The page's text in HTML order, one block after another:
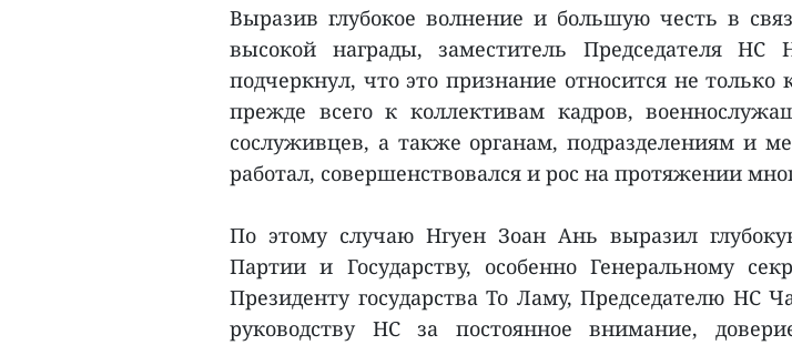
Выразив глубокое волнение и большую честь в
высокой награды, заместитель Председателя НС
подчеркнул, что это признание относится не
прежде всего к коллективам кадров,
сослуживцев, а также органам, подразделениям и
работал, совершенствовался и рос на протяжении
По этому случаю Нгуен Зоан Ань выразил
Партии и Государству, особенно Генеральному
Президенту государства То Ламу, Председателю НС
руководству НС за постоянное внимание,